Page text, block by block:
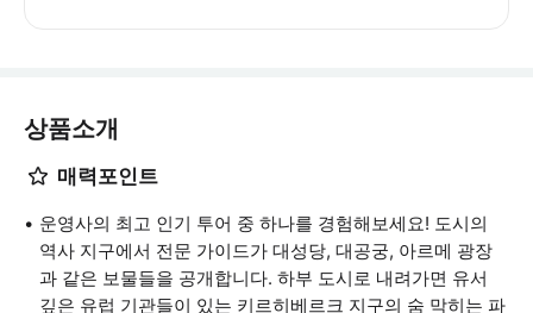
상품소개
매력포인트
운영사의 최고 인기 투어 중 하나를 경험해보세요! 도시의
역사 지구에서 전문 가이드가 대성당, 대공궁, 아르메 광장
과 같은 보물들을 공개합니다. 하부 도시로 내려가면 유서
깊은 유럽 기관들이 있는 키르히베르크 지구의 숨 막히는 파